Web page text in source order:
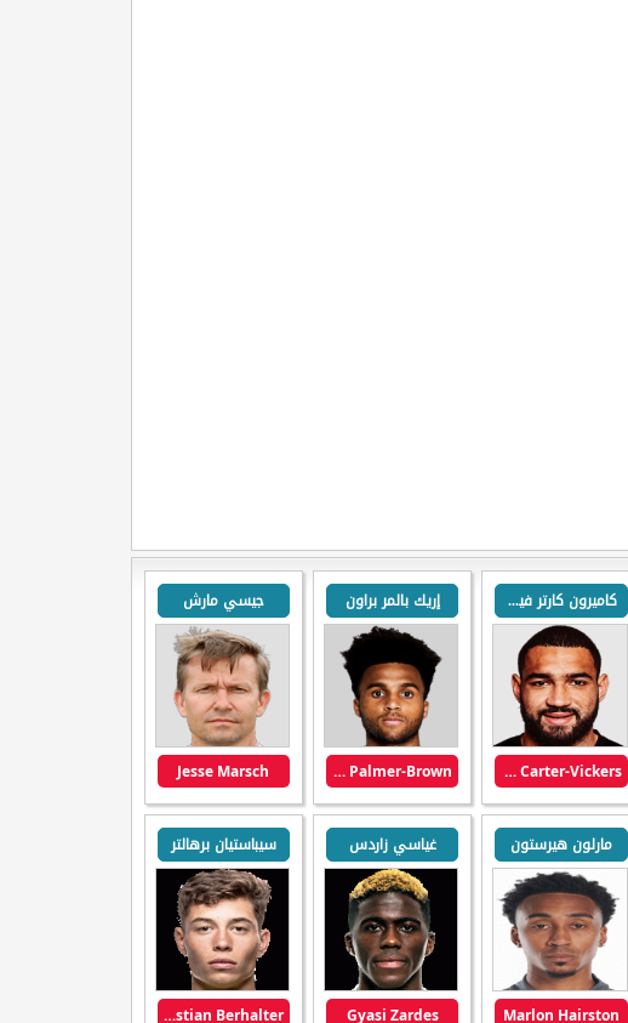
كاميرون كارتر فيكرز
Cameron Carter-Vickers
إريك بالمر براون
Erik Palmer-Brown
جيسي مارش
Jesse Marsch
مارلون هيرستون
Marlon Hairston
غياسي زاردس
Gyasi Zardes
سيباستيان برهالتر
Sebastian Berhalter